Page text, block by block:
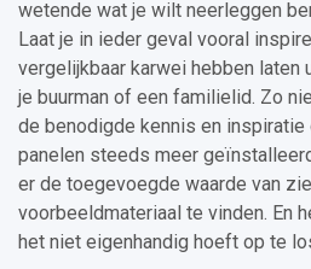
wetende wat je wilt neerleggen
Laat je in ieder geval vooral
vergelijkbaar karwei hebben laten
je buurman of een familielid. Zo
de benodigde kennis en
panelen steeds meer
er de toegevoegde waarde van
voorbeeldmateriaal te vinden. En
het niet eigenhandig hoeft op te